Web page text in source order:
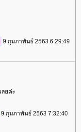
9 กุมภาพันธ์ 2563 6:29:49
ลยค่ะ
9 กุมภาพันธ์ 2563 7:32:40